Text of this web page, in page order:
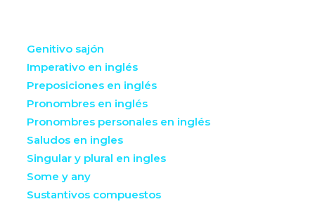
Genitivo sajón
Imperativo en inglés
Preposiciones en inglés
Pronombres en inglés
Pronombres personales en inglés
Saludos en ingles
Singular y plural en ingles
Some y any
Sustantivos compuestos